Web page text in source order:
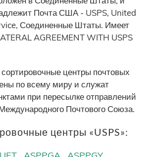
Почта США - USPS, United
Соединенные Штаты. Имеет
AGREEMENT WITH USPS
центры почтовых
по всему миру и служат
при пересылке отправлений
Почтового Союза.
центры «USPS»: